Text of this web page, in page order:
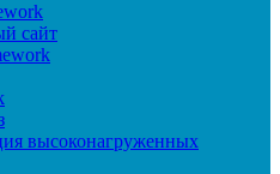
сайт
высоконагруженных